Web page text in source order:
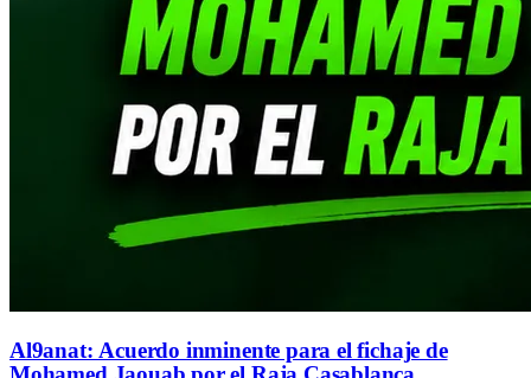
Al9anat: Acuerdo inminente para el fichaje de